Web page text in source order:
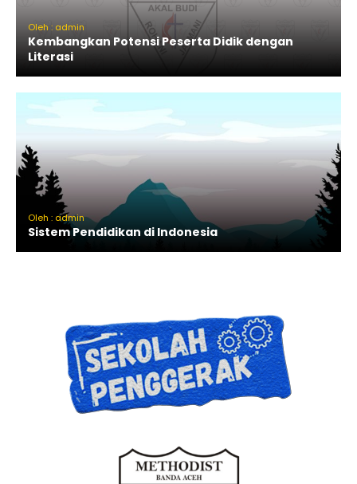
Oleh : admin
Kembangkan Potensi Peserta Didik dengan
Literasi
Oleh : admin
Sistem Pendidikan di Indonesia